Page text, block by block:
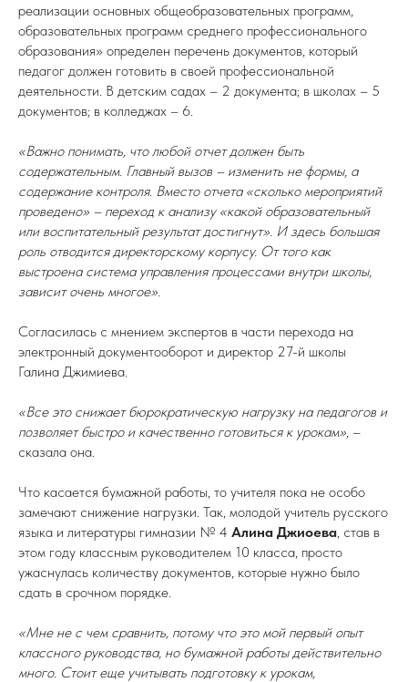
реализации основных общеобразовательных программ,
образовательных программ среднего профессионального
образования» определен перечень документов, который
педагог должен готовить в своей профессиональной
деятельности. В детским садах – 2 документа; в школах – 5
документов; в колледжах – 6.
«Важно понимать, что любой отчет должен быть
содержательным. Главный вызов – изменить не формы, а
содержание контроля. Вместо отчета «сколько мероприятий
проведено» – переход к анализу «какой образовательный
или воспитательный результат достигнут». И здесь большая
роль отводится директорскому корпусу. От того как
выстроена система управления процессами внутри школы,
зависит очень многое».
Согласилась с мнением экспертов в части перехода на
электронный документооборот и директор 27-й школы
Галина Джимиева.
«Все это снижает бюрократическую нагрузку на педагогов и
позволяет быстро и качественно готовиться к урокам», –
сказала она.
Что касается бумажной работы, то учителя пока не особо
замечают снижение нагрузки. Так, молодой учитель русского
языка и литературы гимназии № 4 Алина Джиоева, став в
этом году классным руководителем 10 класса, просто
ужаснулась количеству документов, которые нужно было
сдать в срочном порядке.
«Мне не с чем сравнить, потому что это мой первый опыт
классного руководства, но бумажной работы действительно
много. Стоит еще учитывать подготовку к урокам,